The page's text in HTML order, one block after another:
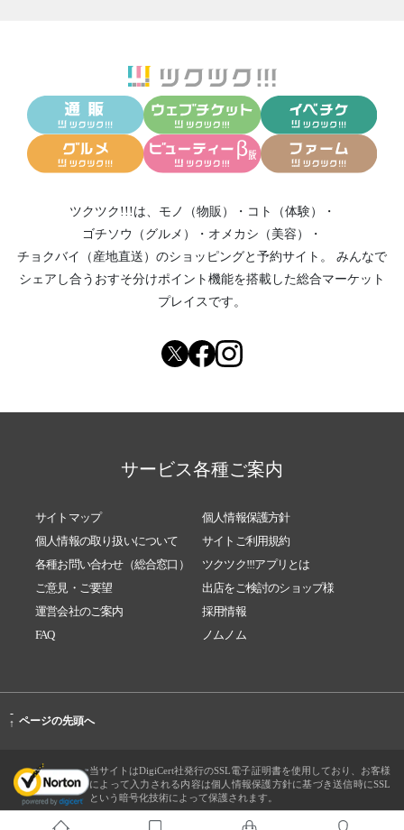
ツクツク!!!は、 モノ（物販） ・ コト（体験）
・
ゴチソウ（グルメ）
・ オメカシ（美容）
・
チョクバイ（産地直送） のショッピングと予約サイト。
みんなで
シェアし合う おすそ分けポイント機能を搭載した総合マーケット
プレイスです。
サービス各種ご案内
サイトマップ
個人情報保護方針
個人情報の取り扱いについて
サイトご利用規約
各種お問い合わせ（総合窓口）
ツクツク!!!アプリとは
ご意見・ご要望
出店をご検討のショップ様
運営会社のご案内
採用情報
FAQ
ノムノム
-
↑ ページの先頭へ
当サイトはDigiCert社発行のSSL電子証明書を使用しており、お客様
によって入力される内容は個人情報保護方針に基づき送信時にSSL
という暗号化技術によって保護されます。